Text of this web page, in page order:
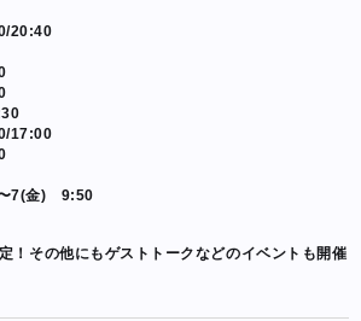
20:40
17:00
〜7(金) 9:50
！その他にもゲストトークなどのイベントも開催